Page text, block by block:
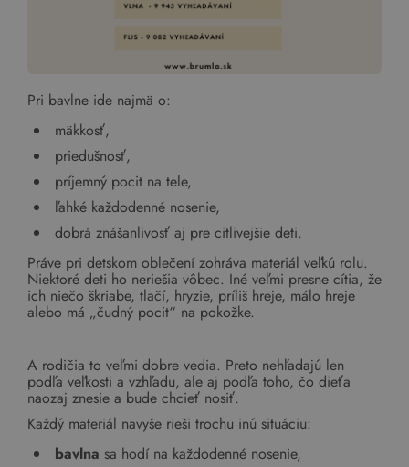
Pri bavlne ide najmä o:
mäkkosť,
priedušnosť,
príjemný pocit na tele,
ľahké každodenné nosenie,
dobrá znášanlivosť aj pre citlivejšie deti.
Práve pri detskom oblečení zohráva materiál veľkú rolu.
Niektoré deti ho neriešia vôbec. Iné veľmi presne cítia, že
ich niečo škriabe, tlačí, hryzie, príliš hreje, málo hreje
alebo má „čudný pocit“ na pokožke.
A rodičia to veľmi dobre vedia. Preto nehľadajú len
podľa veľkosti a vzhľadu, ale aj podľa toho, čo dieťa
naozaj znesie a bude chcieť nosiť.
Každý materiál navyše rieši trochu inú situáciu:
bavlna sa hodí na každodenné nosenie,